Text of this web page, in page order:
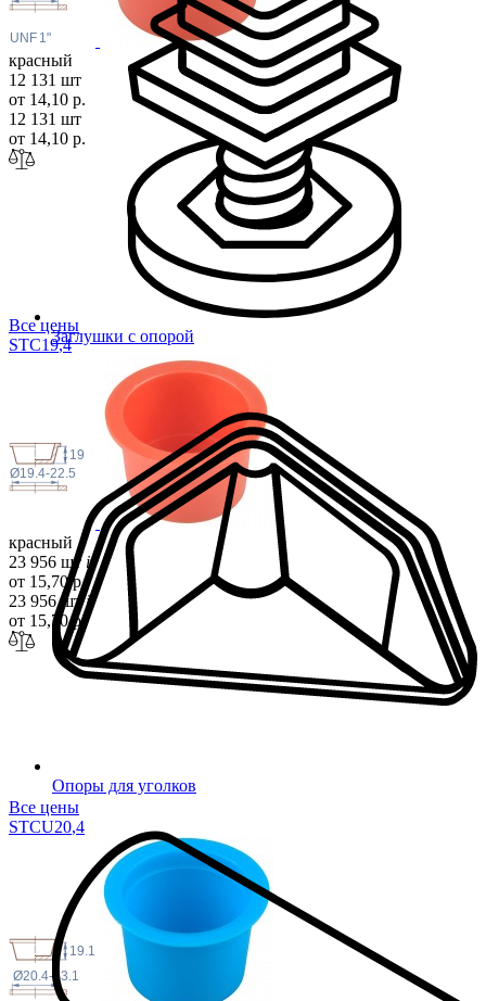
Заглушки с опорой
Опоры для уголков
UNF 1"
красный
12 131 шт
от 14,10 р.
12 131 шт
от 14,10 р.
Все цены
STC19,4
Ø19.4-22.5
19
красный
23 956 шт i
от 15,70 р.
23 956 штi
от 15,70 р.
Все цены
STCU20,4
Ø20.4-23.1
19.1